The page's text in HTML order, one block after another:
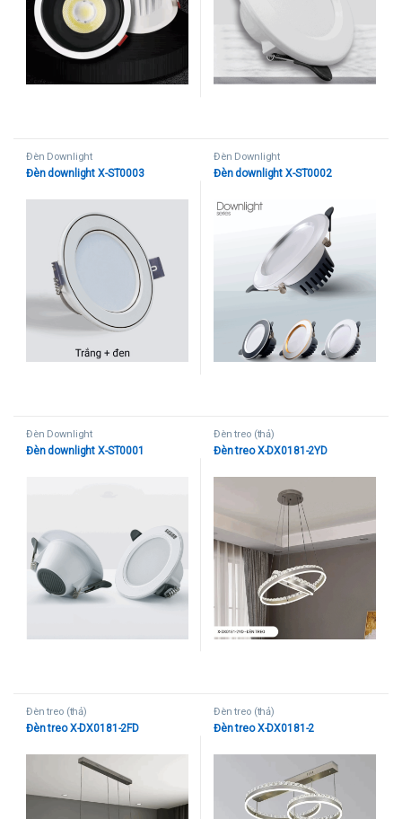
Đèn Downlight
Đèn downlight X-ST0003
Đèn Downlight
Đèn downlight X-ST0002
Đèn Downlight
Đèn downlight X-ST0001
Đèn treo (thả)
Đèn treo X-DX0181-2YD
Đèn treo (thả)
Đèn treo X-DX0181-2FD
Đèn treo (thả)
Đèn treo X-DX0181-2